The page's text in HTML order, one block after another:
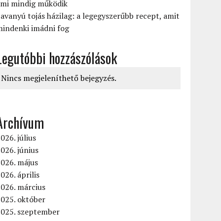
mindig működik
tojás házilag: a legegyszerűbb recept, amit
imádni fog
hozzászólások
Nincs megjeleníthető bejegyzés.
július
június
május
április
március
október
szeptember